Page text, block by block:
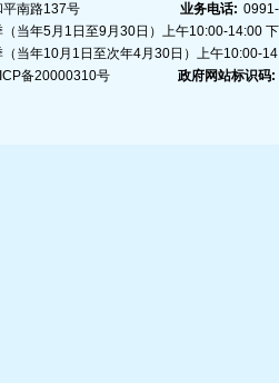
平南路137号 业务电话:
（当年5月1日至9月30日）上午10:00-14:00
（当年10月1日至次年4月30日）上午10:00-
备20000310号 政府网站标识码: